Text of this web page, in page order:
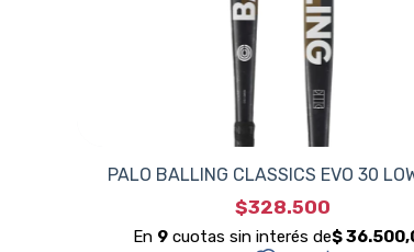
PALO BALLING CLASSICS EVO 30
$328.500